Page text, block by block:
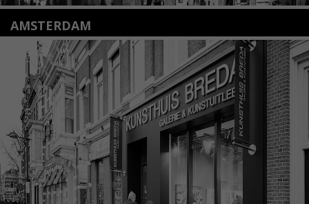
AMSTERDAM
Amstelveenseweg 135
1075 VX Amsterdam
+31 (0)20 2332546
info@kunsthuisamsterdam.nl
Lees meer